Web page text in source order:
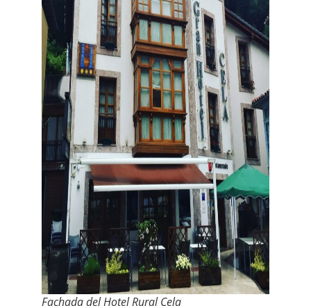
Fachada del Hotel Rural Cela